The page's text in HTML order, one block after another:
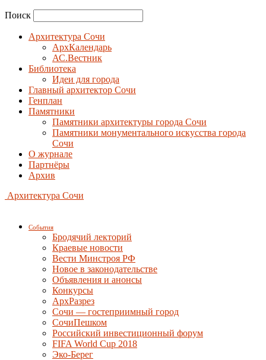
Поиск
Архитектура Сочи
АрхКалендарь
АС.Вестник
Библиотека
Идеи для города
Главный архитектор Сочи
Генплан
Памятники
Памятники архитектуры города Сочи
Памятники монументального искусства города
Сочи
О журнале
Партнёры
Архив
Архитектура Сочи
События
Бродячий лекторий
Краевые новости
Вести Минстроя РФ
Новое в законодательстве
Объявления и анонсы
Конкурсы
АрхРазрез
Сочи — гостеприимный город
СочиПешком
Российский инвестиционный форум
FIFA World Cup 2018
Эко-Берег